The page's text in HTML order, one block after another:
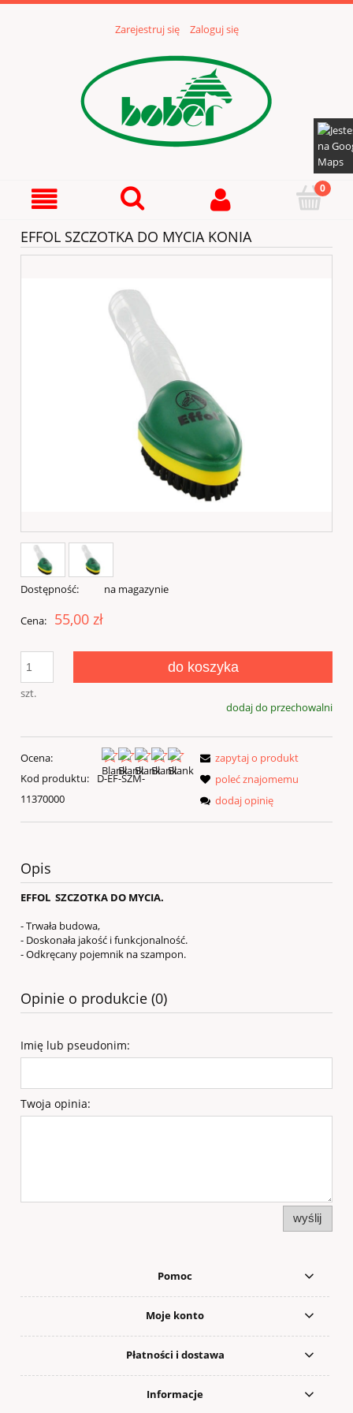
Zarejestruj się Zaloguj się
EFFOL SZCZOTKA DO MYCIA KONIA
Dostępność: na magazynie
Cena: 55,00 zł
szt.
do koszyka
dodaj do przechowalni
Ocena:
Kod produktu:
D-EF-SZM-
11370000
zapytaj o produkt
poleć znajomemu
dodaj opinię
Opis
EFFOL SZCZOTKA DO MYCIA.
- Trwała budowa,
- Doskonała jakość i funkcjonalność.
- Odkręcany pojemnik na szampon.
Opinie o produkcie (0)
Imię lub pseudonim:
Twoja opinia:
wyślij
Pomoc
Moje konto
Płatności i dostawa
Informacje